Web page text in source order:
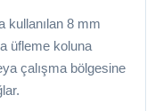
kullanılan 8 mm
üfleme koluna
çalışma bölgesine